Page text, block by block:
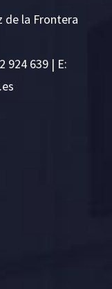
de la Frontera
924 639 | E: